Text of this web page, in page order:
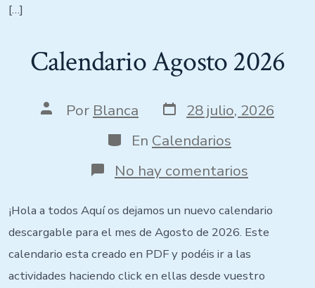
[…]
Calendario Agosto 2026
Por Blanca
28 julio, 2026
En Calendarios
No hay comentarios
¡Hola a todos Aquí os dejamos un nuevo calendario
descargable para el mes de Agosto de 2026. Este
calendario esta creado en PDF y podéis ir a las
actividades haciendo click en ellas desde vuestro